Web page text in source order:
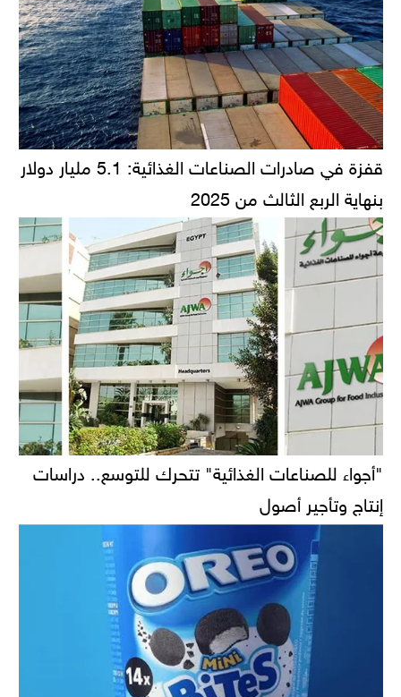
قفزة في صادرات الصناعات الغذائية: 5.1 مليار دولار
بنهاية الربع الثالث من 2025
"أجواء للصناعات الغذائية" تتحرك للتوسع.. دراسات
إنتاج وتأجير أصول